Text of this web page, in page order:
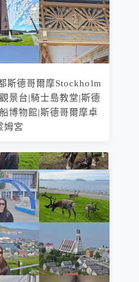
斯德哥爾摩Stockholm
景台|騎士島教堂|斯德
博物館|斯德哥爾摩卓
姆宮